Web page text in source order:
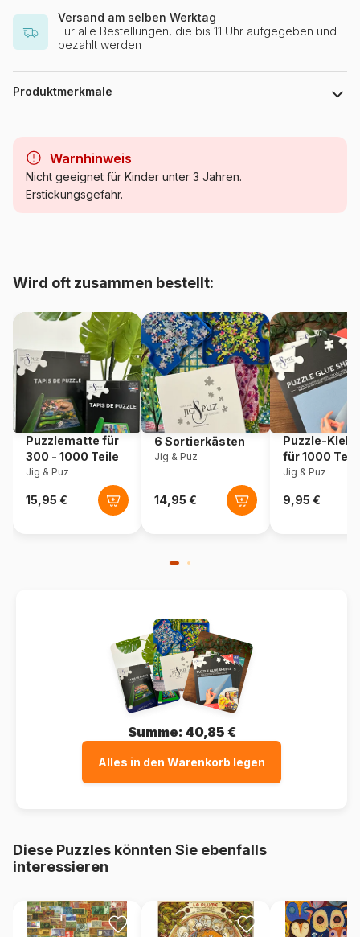
Versand am selben Werktag
Für alle Bestellungen, die bis 11 Uhr aufgegeben und
bezahlt werden
Produktmerkmale
Kategorie Puzzle - Kunst
Artikelnummer Dtoys-75161
EAN 5947502875161
Teileanzahl 1000 Teile
Maße 68 x 47 cm
Warnhinweis
Nicht geeignet für Kinder unter 3 Jahren.
Erstickungsgefahr.
Wird oft zusammen bestellt:
Puzzlematte für
300 - 1000 Teile
Jig & Puz
6 Sortierkästen
Jig & Puz
Puzzle-
für 1000
Jig & Puz
Summe: 40,85 €
Alles in den Warenkorb legen
Diese Puzzles könnten Sie ebenfalls
interessieren